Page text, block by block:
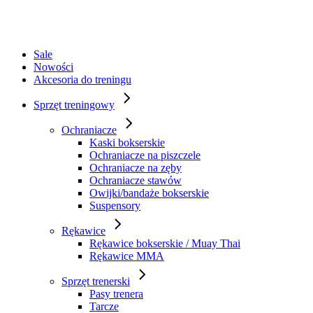
Sale
Nowości
Akcesoria do treningu
Sprzęt treningowy
Ochraniacze
Kaski bokserskie
Ochraniacze na piszczele
Ochraniacze na zęby
Ochraniacze stawów
Owijki/bandaże bokserskie
Suspensory
Rękawice
Rękawice bokserskie / Muay Thai
Rękawice MMA
Sprzęt trenerski
Pasy trenera
Tarcze